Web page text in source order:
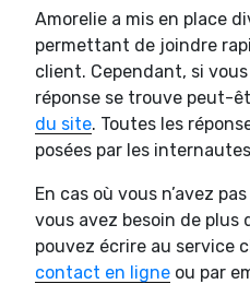
Amorelie a mis en place
permettant de joindre
client. Cependant, si
réponse se trouve peut-
du site. Toutes les
posées par les
En cas où vous n’avez
vous avez besoin de plus
pouvez écrire au service
contact en ligne ou par